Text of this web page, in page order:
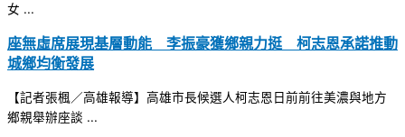
女 ...
座無虛席展現基層動能 李振豪獲鄉親力挺 柯志恩承諾推動
城鄉均衡發展
【記者張楓／高雄報導】高雄市長候選人柯志恩日前前往美濃與地方
鄉親舉辦座談 ...